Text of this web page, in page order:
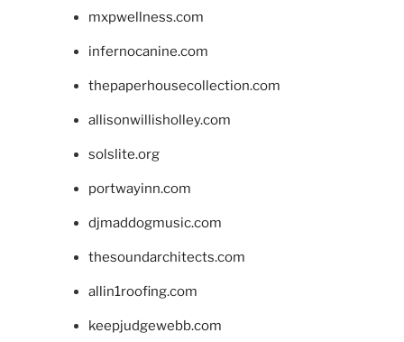
mxpwellness.com
infernocanine.com
thepaperhousecollection.com
allisonwillisholley.com
solslite.org
portwayinn.com
djmaddogmusic.com
thesoundarchitects.com
allin1roofing.com
keepjudgewebb.com